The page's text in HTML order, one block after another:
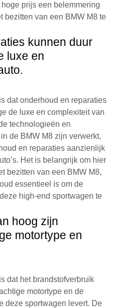
prijs een belemmering
bezitten van een BMW M8 te
kunnen duur
luxe en
dat onderhoud en reparaties
de luxe en complexiteit van
technologieën en
de BMW M8 zijn verwerkt,
en reparaties aanzienlijk
Het is belangrijk om hier
bezitten van een BMW M8,
essentieel is om de
high-end sportwagen te
hoog zijn
motortype en
dat het brandstofverbruik
motortype en de
deze sportwagen levert. De